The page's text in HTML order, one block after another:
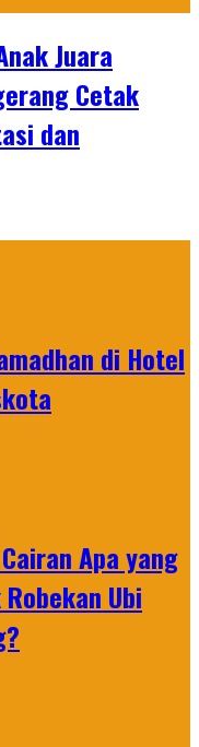
Juara
Cetak
dan
di Hotel
Apa yang
Ubi